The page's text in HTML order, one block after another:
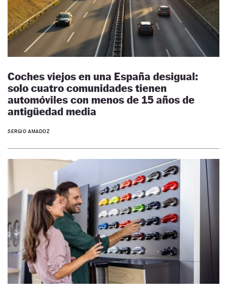
Coches viejos en una España desigual:
solo cuatro comunidades tienen
automóviles con menos de 15 años de
antigüedad media
SERGIO AMADOZ